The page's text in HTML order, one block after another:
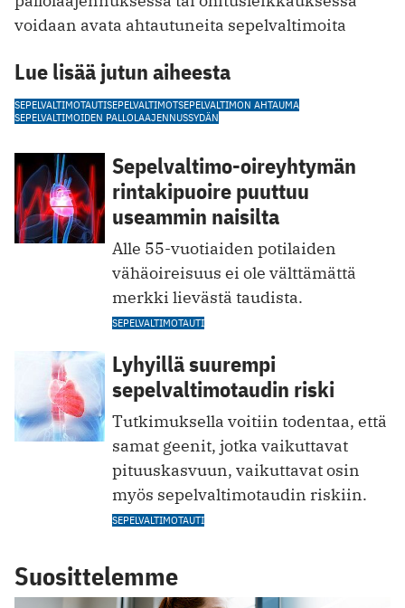
voidaan avata ahtautuneita sepelvaltimoita
Lue lisää jutun aiheesta
SEPELVALTIMOTAUTISEPELVALTIMOTSEPELVALTIMON AHTAUMA
SEPELVALTIMOIDEN PALLOLAAJENNUSSYDÄN
Sepelvaltimo-oireyhtymän
rintakipuoire puuttuu
useammin naisilta
Alle 55-vuotiaiden potilaiden
vähäoireisuus ei ole välttämättä
merkki lievästä taudista.
SEPELVALTIMOTAUTI
Lyhyillä suurempi
sepelvaltimotaudin riski
Tutkimuksella voitiin todentaa, että
samat geenit, jotka vaikuttavat
pituuskasvuun, vaikuttavat osin
myös sepelvaltimotaudin riskiin.
SEPELVALTIMOTAUTI
Suosittelemme